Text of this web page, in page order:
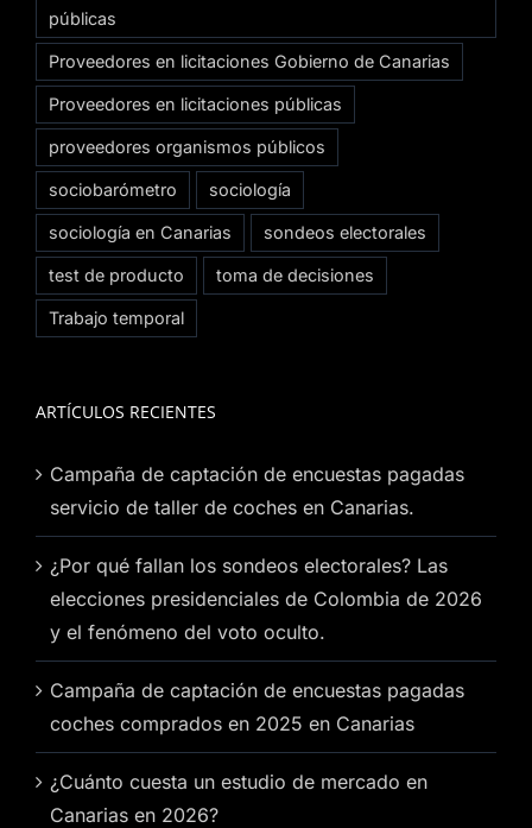
públicas
Proveedores en licitaciones Gobierno de Canarias
Proveedores en licitaciones públicas
proveedores organismos públicos
sociobarómetro sociología
sociología en Canarias sondeos electorales
test de producto toma de decisiones
Trabajo temporal
ARTÍCULOS RECIENTES
Campaña de captación de encuestas pagadas
servicio de taller de coches en Canarias.
¿Por qué fallan los sondeos electorales? Las
elecciones presidenciales de Colombia de 2026
y el fenómeno del voto oculto.
Campaña de captación de encuestas pagadas
coches comprados en 2025 en Canarias
¿Cuánto cuesta un estudio de mercado en
Canarias en 2026?